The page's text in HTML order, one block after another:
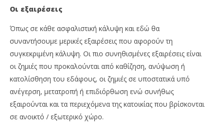
Οι εξαιρέσεις
Όπως σε κάθε ασφαλιστική κάλυψη και εδώ θα
συναντήσουμε μερικές εξαιρέσεις που αφορούν τη
συγκεκριμένη κάλυψη. Οι πιο συνηθισμένες εξαιρέσεις είναι
οι ζημιές που προκαλούνται από καθίζηση, ανύψωση ή
κατολίσθηση του εδάφους, οι ζημιές σε υποστατικά υπό
ανέγερση, μετατροπή ή επιδιόρθωση ενώ συνήθως
εξαιρούνται και τα περιεχόμενα της κατοικίας που βρίσκονται
σε ανοικτό / εξωτερικό χώρο.